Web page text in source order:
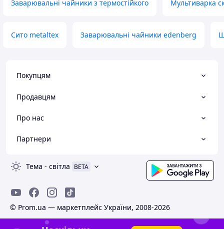
Заварювальні чайники з термостійкого Мультиварка
Сито metaltex Заварювальні чайники edenberg
Покупцям
Продавцям
Про нас
Партнери
Тема - світла BETA
© Prom.ua — маркетплейс України, 2008-2026